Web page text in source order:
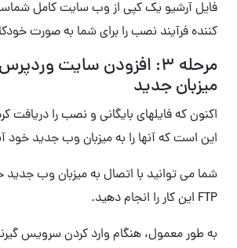
فایل آرشیو یک کپی از وب سایت کامل
کننده فرآیند نصب را برای شما به صورت
مرحله ۳: افزودن سایت
میزبان جدید
اکنون که فایلهای بایگانی و نصب را دریافت
این است که آنها را به میزبان وب جدید خود
شما می توانید با اتصال به میزبان وب جدید
FTP این کار را انجام دهید.